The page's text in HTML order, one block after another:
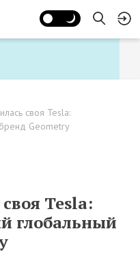
своя Tesla:
Geometry
Tesla:
глобальный